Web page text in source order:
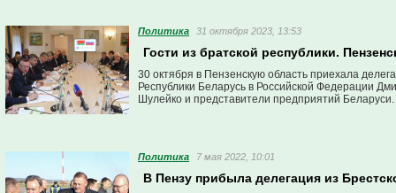
Политика 31 октября 2023, 13:53
Гости из братской республики.
30 октября в Пензенскую область приехала
Республики Беларусь в Российской Федерации
Шулейко и представители предприятий Беларуси.
Политика 7 мая 2022, 10:01
В Пензу прибыла делегация из